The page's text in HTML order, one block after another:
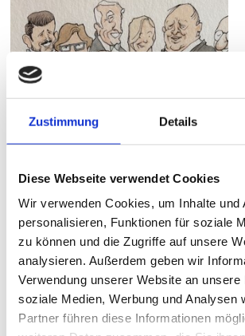
Zustimmung Details
Diese Webseite verwendet Cookies
Wir verwenden Cookies, um Inhalte und
personalisieren, Funktionen für soziale
zu können und die Zugriffe auf unsere
analysieren. Außerdem geben wir
Verwendung unserer Website an unsere
soziale Medien, Werbung und Analysen
Partner führen diese Informationen
AUDIO